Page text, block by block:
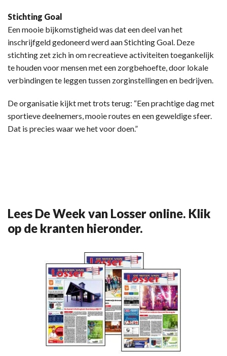
Stichting Goal
Een mooie bijkomstigheid was dat een deel van het
inschrijfgeld gedoneerd werd aan Stichting Goal. Deze
stichting zet zich in om recreatieve activiteiten toegankelijk
te houden voor mensen met een zorgbehoefte, door lokale
verbindingen te leggen tussen zorginstellingen en bedrijven.
De organisatie kijkt met trots terug: “Een prachtige dag met
sportieve deelnemers, mooie routes en een geweldige sfeer.
Dat is precies waar we het voor doen.”
Lees De Week van Losser online. Klik
op de kranten hieronder.